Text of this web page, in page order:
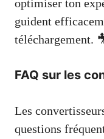
optimiser ton
guident
téléchargement.
FAQ sur les
Les
questions